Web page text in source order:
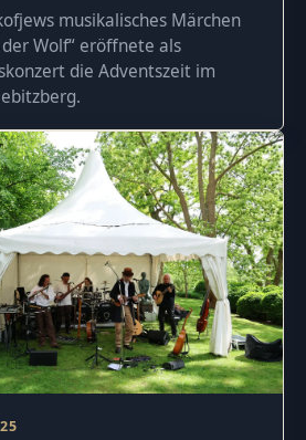
musikalisches Märchen
Wolf“ eröffnete als
die Adventszeit im